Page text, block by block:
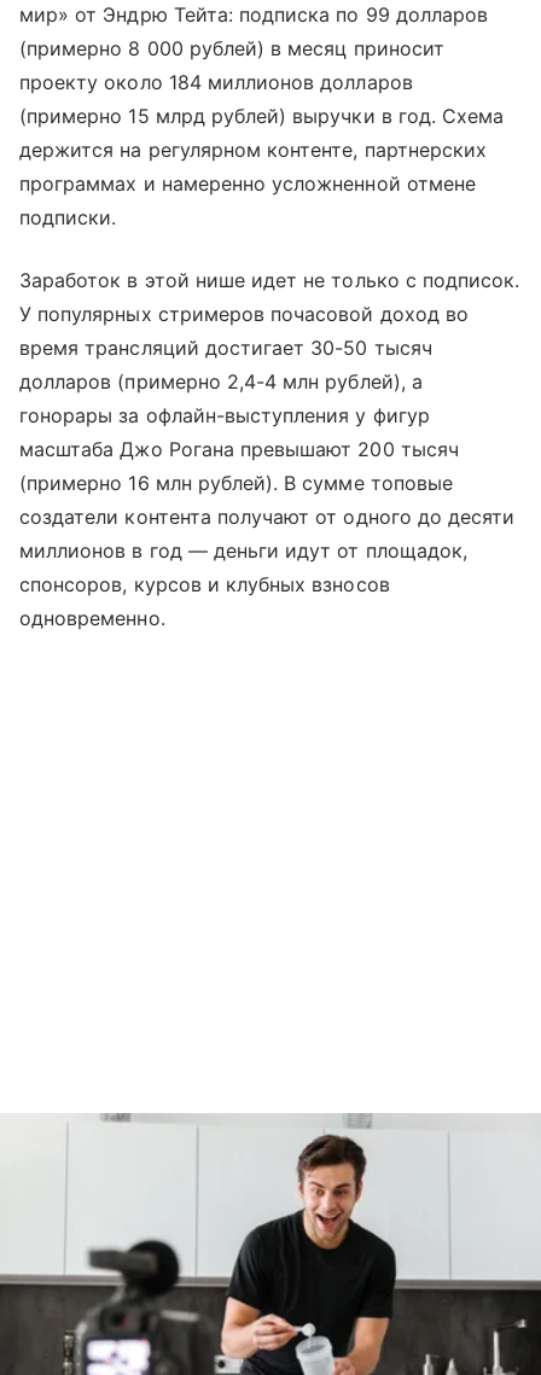
мир» от Эндрю Тейта: подписка по 99 долларов
(примерно 8 000 рублей) в месяц приносит
проекту около 184 миллионов долларов
(примерно 15 млрд рублей) выручки в год. Схема
держится на регулярном контенте, партнерских
программах и намеренно усложненной отмене
подписки.
Заработок в этой нише идет не только с подписок.
У популярных стримеров почасовой доход во
время трансляций достигает 30-50 тысяч
долларов (примерно 2,4-4 млн рублей), а
гонорары за офлайн-выступления у фигур
масштаба Джо Рогана превышают 200 тысяч
(примерно 16 млн рублей). В сумме топовые
создатели контента получают от одного до десяти
миллионов в год — деньги идут от площадок,
спонсоров, курсов и клубных взносов
одновременно.